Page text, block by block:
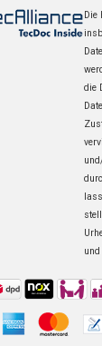
Die
die